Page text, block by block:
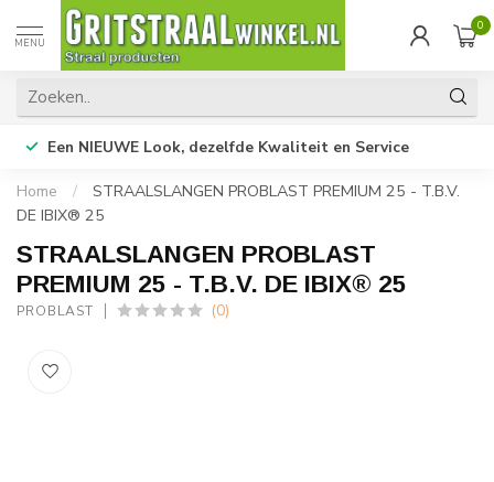
MENU
0
Een NIEUWE Look, dezelfde Kwaliteit en Service
Home /
STRAALSLANGEN PROBLAST PREMIUM 25 - T.B.V.
DE IBIX® 25
STRAALSLANGEN PROBLAST
PREMIUM 25 - T.B.V. DE IBIX® 25
PROBLAST (0)